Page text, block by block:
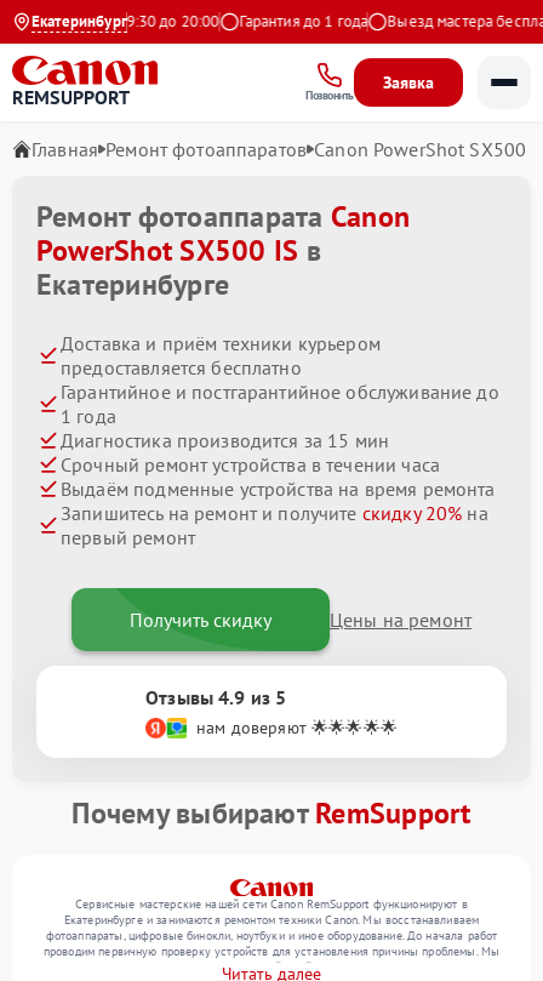
Екатеринбург
Ежедневно с 9:30 до 20:00 Гарантия до 1 года Выезд мастера бесплатно
REMSUPPORT Позвонить
Заявка
Главная Ремонт фотоаппаратов Canon PowerShot SX500
Ремонт фотоаппарата Canon
PowerShot SX500 IS в
Екатеринбурге
Доставка и приём техники курьером
предоставляется бесплатно
Гарантийное и постгарантийное обслуживание до
1 года
Диагностика производится за 15 мин
Срочный ремонт устройства в течении часа
Выдаём подменные устройства на время ремонта
Запишитесь на ремонт и получите скидку 20% на
первый ремонт
Получить скидку Цены на ремонт
Отзывы 4.9 из 5
нам доверяют 🌟🌟🌟🌟🌟
Почему выбираютRemSupport
Сервисные мастерские нашей сети Canon RemSupport функционируют в
Екатеринбурге и занимаются ремонтом техники Canon. Мы восстанавливаем
фотоаппараты, цифровые бинокли, ноутбуки и иное оборудование. До начала работ
проводим первичную проверку устройств для установления причины проблемы. Мы
уточняем с посетителем набор нужных действий и их цену, лишь потом выполняем
Читать далее